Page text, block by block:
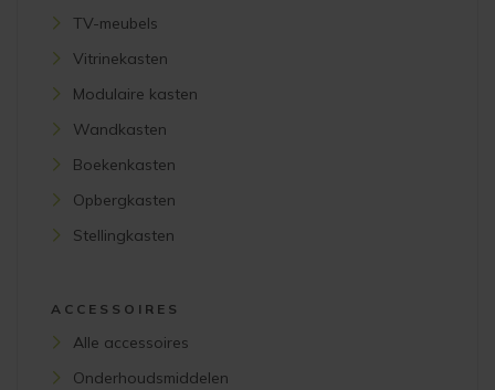
TV-meubels
Vitrinekasten
Modulaire kasten
Wandkasten
Boekenkasten
Opbergkasten
Stellingkasten
ACCESSOIRES
Alle accessoires
Onderhoudsmiddelen